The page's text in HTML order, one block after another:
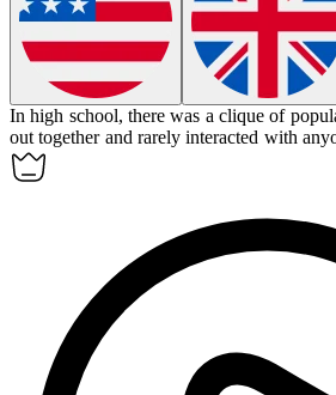
In high school, there was a clique of
out together and rarely interacted with